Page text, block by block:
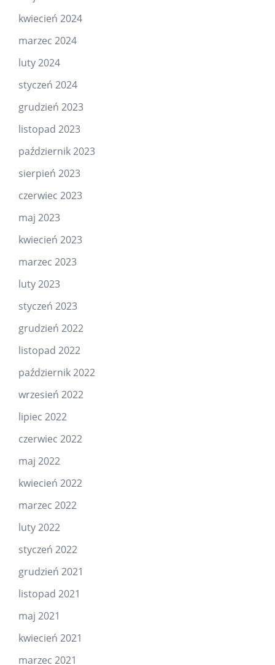
kwiecień 2024
marzec 2024
luty 2024
styczeń 2024
grudzień 2023
listopad 2023
październik 2023
sierpień 2023
czerwiec 2023
maj 2023
kwiecień 2023
marzec 2023
luty 2023
styczeń 2023
grudzień 2022
listopad 2022
październik 2022
wrzesień 2022
lipiec 2022
czerwiec 2022
maj 2022
kwiecień 2022
marzec 2022
luty 2022
styczeń 2022
grudzień 2021
listopad 2021
maj 2021
kwiecień 2021
marzec 2021